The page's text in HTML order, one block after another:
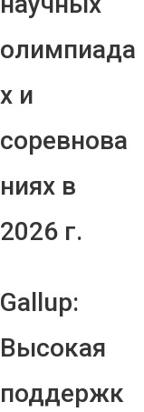
олимпиада
х и
соревнова
ниях в
2026 г.
Gallup:
Высокая
поддержк